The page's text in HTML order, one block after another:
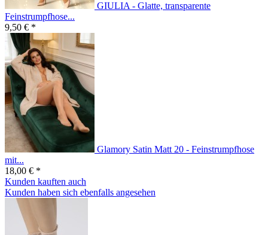
GIULIA - Glatte, transparente
Feinstrumpfhose...
9,50 € *
Glamory Satin Matt 20 - Feinstrumpfhose
mit...
18,00 € *
Kunden kauften auch
Kunden haben sich ebenfalls angesehen